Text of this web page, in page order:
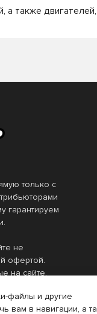
а также
только с
гарантируем
не
офертой.
на сайте,
через
в
файлы и другие
вам в навигации, а